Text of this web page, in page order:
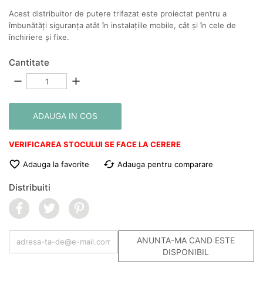
Acest distribuitor de putere trifazat este proiectat pentru a
îmbunătăți siguranța atât în ​​instalațiile mobile, cât și în cele de
închiriere și fixe.
Cantitate
remove add
ADAUGA IN COS
VERIFICAREA STOCULUI SE FACE LA CERERE
 Adauga la favorite cached Adauga pentru comparare
Distribuiti
ANUNTA-MA CAND ESTE
DISPONIBIL